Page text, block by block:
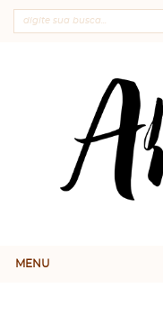
MENU